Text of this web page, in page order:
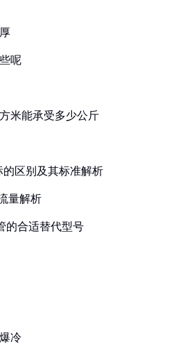
呢
米能承受多少公斤
的区别及其标准解析
量解析
的合适替代型号
冷